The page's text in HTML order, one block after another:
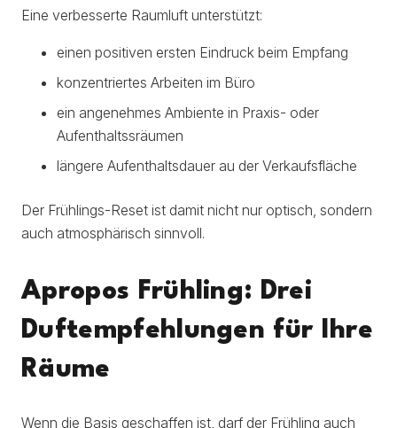
Eine verbesserte Raumluft unterstützt:
einen positiven ersten Eindruck beim Empfang
konzentriertes Arbeiten im Büro
ein angenehmes Ambiente in Praxis- oder
Aufenthaltssräumen
längere Aufenthaltsdauer au der Verkaufsfläche
Der Frühlings-Reset ist damit nicht nur optisch, sondern
auch atmosphärisch sinnvoll.
Apropos Frühling: Drei
Duftempfehlungen für Ihre
Räume
Wenn die Basis geschaffen ist, darf der Frühling auch